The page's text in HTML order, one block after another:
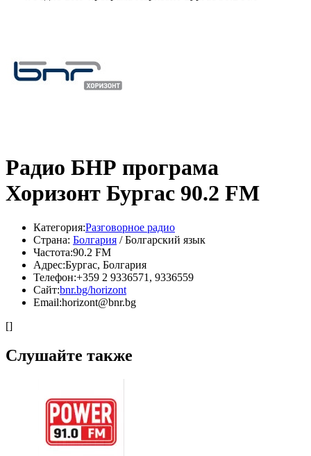
Радио БНР програма
Хоризонт Бургас 90.2 FM
Категория:Разговорное радио
Страна: Болгария / Болгарский язык
Частота:90.2 FM
Адрес:Бургас, Болгария
Телефон:+359 2 9336571, 9336559
Сайт:bnr.bg/horizont
Email:horizont@bnr.bg
[]
Слушайте также